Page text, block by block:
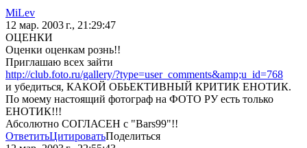
MiLev
12 мар. 2003 г., 21:29:47
ОЦЕНКИ
Оценки оценкам рознь!!
Приглашаю всех зайти
http://club.foto.ru/gallery/?type=user_comments&amp;u_id=768
и убедиться, КАКОЙ ОБЬЕКТИВНЫЙ КРИТИК ЕНОТИК.
По моему настоящий фотограф на ФОТО РУ есть только
ЕНОТИК!!!
Абсолютно СОГЛАСЕН с "Bars99"!!
ОтветитьЦитироватьПоделиться